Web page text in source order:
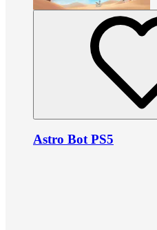
Astro Bot PS5